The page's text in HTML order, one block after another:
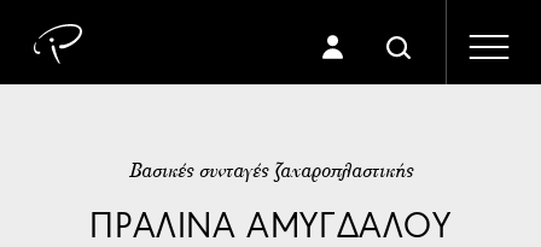
Βασικές συνταγές ζαχαροπλαστικής
ΠΡΑΛΙΝΑ ΑΜΥΓΔΑΛΟΥ